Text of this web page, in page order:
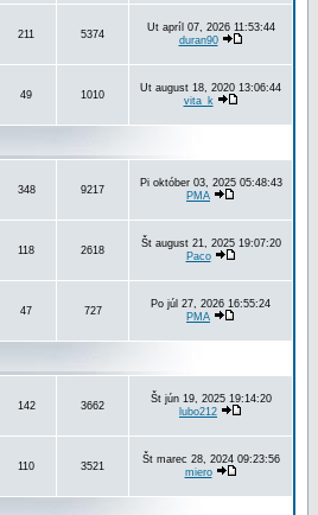
211 5374
Ut apríl 07, 2026 11:53:44
duran90
49 1010
Ut august 18, 2020 13:06:44
vita_k
348 9217
Pi október 03, 2025 05:48:43
PMA
118 2618
Št august 21, 2025 19:07:20
Paco
47 727
Po júl 27, 2026 16:55:24
PMA
142 3662
Št jún 19, 2025 19:14:20
lubo212
110 3521
Št marec 28, 2024 09:23:56
miero